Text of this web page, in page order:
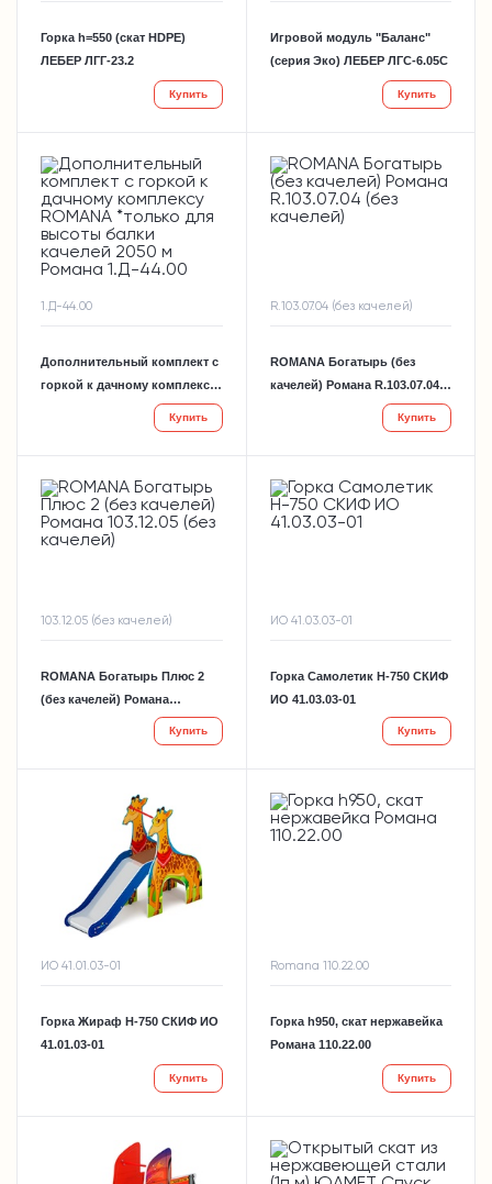
Горка h=550 (скат HDPE)
ЛЕБЕР ЛГГ-23.2
Купить
Игровой модуль "Баланс"
(серия Эко) ЛЕБЕР ЛГС-6.05С
Купить
1.Д-44.00
Дополнительный комплект с
горкой к дачному комплексу
ROMANA *только для высоты
балки качелей 2050 м Романа
Купить
R.103.07.04 (без качелей)
ROMANA Богатырь (без
качелей) Романа R.103.07.04
Купить
103.12.05 (без качелей)
ROMANA Богатырь Плюс 2
(без качелей) Романа
103.12.05 (без качелей)
Купить
ИО 41.03.03-01
Горка Самолетик H-750 СКИФ
ИО 41.03.03-01
Купить
ИО 41.01.03-01
Горка Жираф Н-750 СКИФ ИО
41.01.03-01
Купить
Romana 110.22.00
Горка h950, скат нержавейка
Романа 110.22.00
Купить